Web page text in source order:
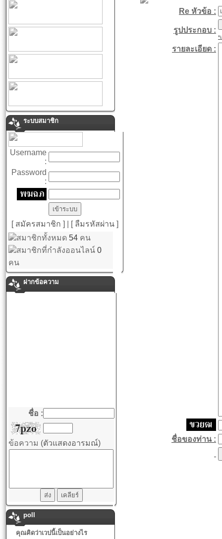
ระบบสมาชิก
Username
:
Password
:
[ สมัครสมาชิก ]
[ ลืมรหัสผ่าน ]
สมาชิกทั้งหมด 54 คน
สมาชิกที่กำลังออนไลน์ 0
คน
ฝากข้อความ
ชื่อ :
ข้อความ (ตัวแสดงอารมณ์)
poll
คุณคิดว่าเวปนี้เป็นอย่างไร
Re หัวข้อ :
รูปประกอบ :
*
รายละเอียด :
ชื่อของท่าน :